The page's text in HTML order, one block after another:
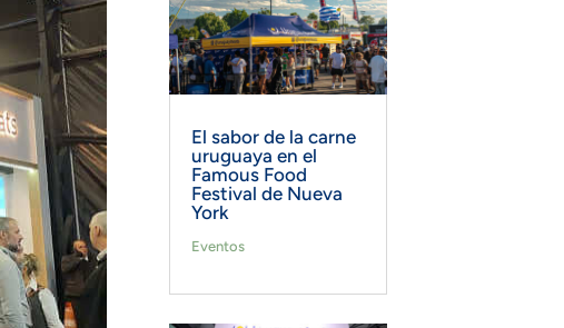
El sabor de la carne
uruguaya en el
Famous Food
Festival de Nueva
York
Eventos